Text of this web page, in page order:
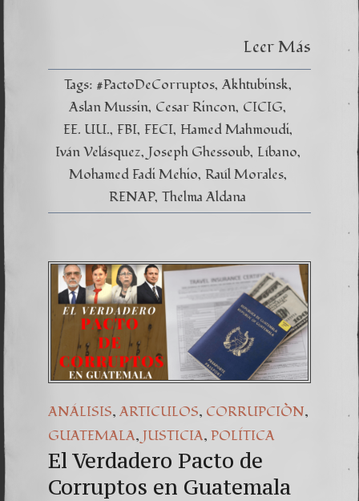
Human
Leer Más
Tags: #PactoDeCorruptos Akhtubinsk
Aslan Mussin Cesar Rincon CICIG
EE. UU. FBI FECI Hamed Mahmoudi
Iván Velásquez Joseph Ghessoub Líbano
Mohamed Fadi Mehio Raúl Morales
RENAP Thelma Aldana
ANÁLISIS, ARTICULOS, CORRUPCIÒN,
GUATEMALA, JUSTICIA, POLÍTICA
El Verdadero Pacto de
Corruptos en Guatemala